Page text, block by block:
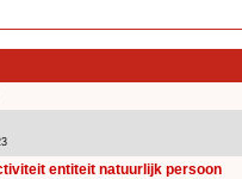
entiteit natuurlijk persoon